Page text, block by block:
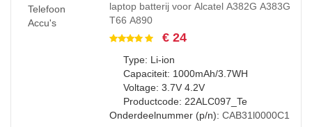
laptop batterij voor Alcatel A382G A383G
T66 A890
€ 24
Type: Li-ion
Capaciteit: 1000mAh/3.7WH
Voltage: 3.7V 4.2V
Productcode: 22ALC097_Te
Onderdeelnummer (p/n): CAB31l0000C1